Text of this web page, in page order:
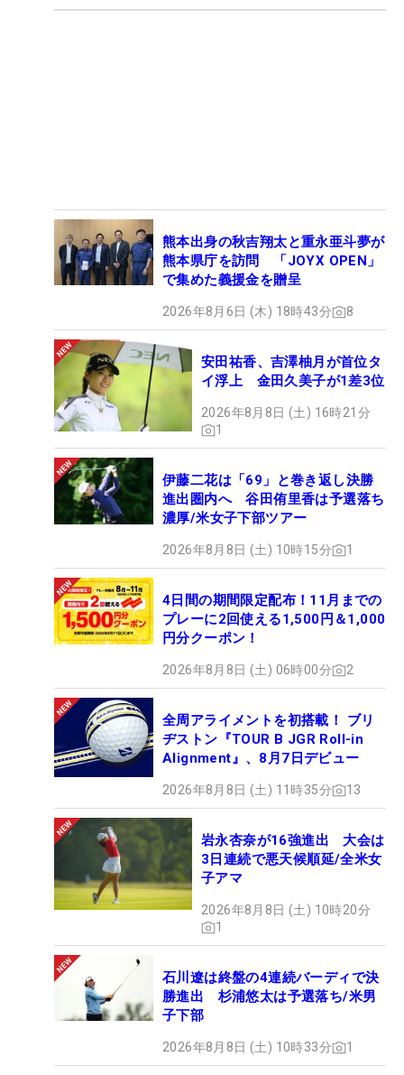
熊本出身の秋吉翔太と重永亜斗夢が
熊本県庁を訪問 「JOYX OPEN」
で集めた義援金を贈呈
2026年8月6日 (木) 18時43分 8
安田祐香、吉澤柚月が首位タ
イ浮上 金田久美子が1差3位
2026年8月8日 (土) 16時21分
1
伊藤二花は「69」と巻き返し決勝
進出圏内へ 谷田侑里香は予選落ち
濃厚/米女子下部ツアー
2026年8月8日 (土) 10時15分 1
4日間の期間限定配布！11月までの
プレーに2回使える1,500円＆1,000
円分クーポン！
2026年8月8日 (土) 06時00分 2
全周アライメントを初搭載！ ブリ
ヂストン『TOUR B JGR Roll-in
Alignment』、8月7日デビュー
2026年8月8日 (土) 11時35分 13
岩永杏奈が16強進出 大会は
3日連続で悪天候順延/全米女
子アマ
2026年8月8日 (土) 10時20分
1
石川遼は終盤の4連続バーディで決
勝進出 杉浦悠太は予選落ち/米男
子下部
2026年8月8日 (土) 10時33分 1